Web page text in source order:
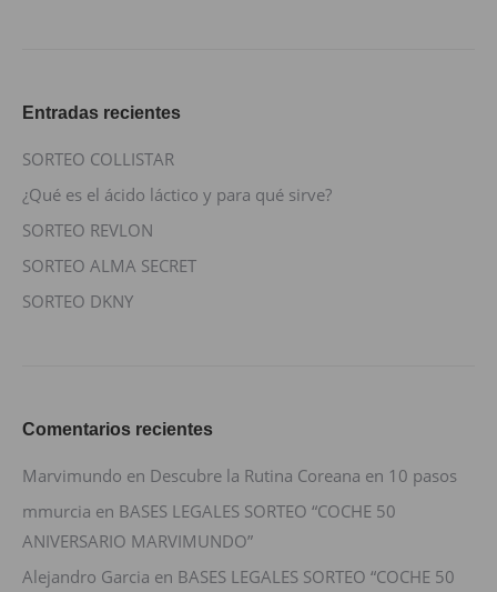
Entradas recientes
SORTEO COLLISTAR
¿Qué es el ácido láctico y para qué sirve?
SORTEO REVLON
SORTEO ALMA SECRET
SORTEO DKNY
Comentarios recientes
Marvimundo en Descubre la Rutina Coreana en 10 pasos
mmurcia en BASES LEGALES SORTEO “COCHE 50
ANIVERSARIO MARVIMUNDO”
Alejandro Garcia en BASES LEGALES SORTEO “COCHE 50